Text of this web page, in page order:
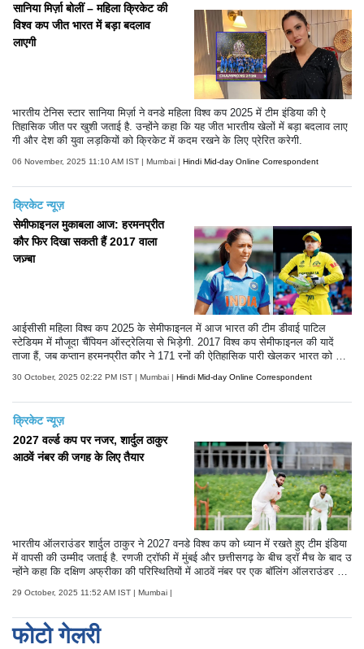
सानिया मिर्ज़ा बोलीं – महिला क्रिकेट की
विश्व कप जीत भारत में बड़ा बदलाव
लाएगी
भारतीय टेनिस स्टार सानिया मिर्ज़ा ने वनडे महिला विश्व कप 2025 में टीम इंडिया की ऐ
तिहासिक जीत पर खुशी जताई है. उन्होंने कहा कि यह जीत भारतीय खेलों में बड़ा बदलाव लाए
गी और देश की युवा लड़कियों को क्रिकेट में कदम रखने के लिए प्रेरित करेगी.
06 November, 2025 11:10 AM IST | Mumbai | Hindi Mid-day Online Correspondent
क्रिकेट न्यूज़
सेमीफाइनल मुकाबला आज: हरमनप्रीत
कौर फिर दिखा सकती हैं 2017 वाला
जज़्बा
आईसीसी महिला विश्व कप 2025 के सेमीफाइनल में आज भारत की टीम डीवाई पाटिल
स्टेडियम में मौजूदा चैंपियन ऑस्ट्रेलिया से भिड़ेगी. 2017 विश्व कप सेमीफाइनल की यादें
ताजा हैं, जब कप्तान हरमनप्रीत कौर ने 171 रनों की ऐतिहासिक पारी खेलकर भारत को जीत
30 October, 2025 02:22 PM IST | Mumbai | Hindi Mid-day Online Correspondent
क्रिकेट न्यूज़
2027 वर्ल्ड कप पर नजर, शार्दुल ठाकुर
आठवें नंबर की जगह के लिए तैयार
भारतीय ऑलराउंडर शार्दुल ठाकुर ने 2027 वनडे विश्व कप को ध्यान में रखते हुए टीम इंडिया
में वापसी की उम्मीद जताई है. रणजी ट्रॉफी में मुंबई और छत्तीसगढ़ के बीच ड्रॉ मैच के बाद उ
न्होंने कहा कि दक्षिण अफ्रीका की परिस्थितियों में आठवें नंबर पर एक बॉलिंग ऑलराउंडर की
29 October, 2025 11:52 AM IST | Mumbai |
फोटो गेलरी